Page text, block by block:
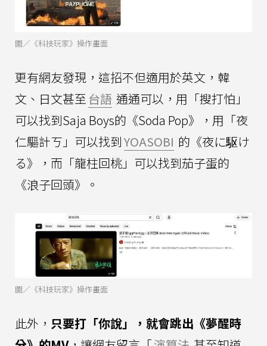
圖／《科技玩家》操作畫面
更有網友發現，這招不但適用於英文，韓
文、日文甚至 台語 通通可以，用「搜打怕」
可以找到Saja Boys的《Soda Pop》，用「夜
仁驅計ㄎ」可以找到YOASOBI 的《夜に駆け
る》，而「龍柱回桃」可以找到茄子蛋的
《浪子回頭》。
圖／《科技玩家》操作畫面
此外， 只要打「你說」，就會跳出《夢醒時